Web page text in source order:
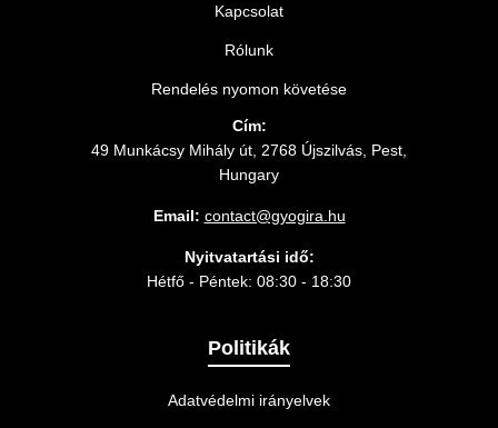
Kapcsolat
Rólunk
Rendelés nyomon követése
Cím:
49 Munkácsy Mihály út, 2768 Újszilvás, Pest,
Hungary
Email: contact@gyogira.hu
Nyitvatartási idő:
Hétfő - Péntek: 08:30 - 18:30
Politikák
Adatvédelmi irányelvek